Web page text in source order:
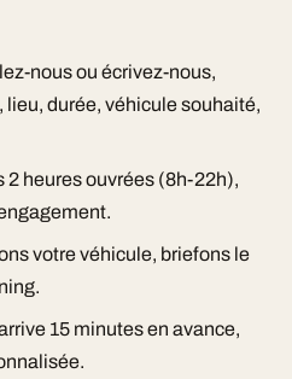
nous ou écrivez-nous,
durée, véhicule souhaité,
2 heures ouvrées (8h-22h),
votre véhicule, briefons le
15 minutes en avance,